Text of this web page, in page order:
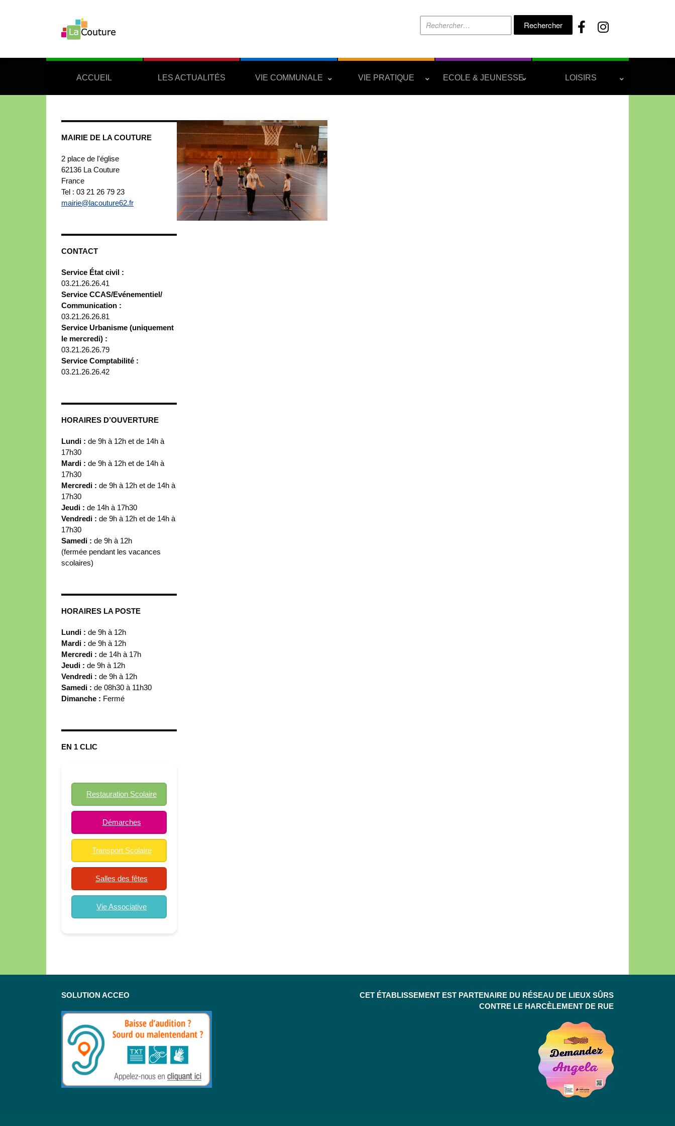
Rechercher :
ACCUEIL LES ACTUALITÉS VIE COMMUNALE VIE PRATIQUE ECOLE & JEUNESSE LOISIRS
MAIRIE DE LA COUTURE
2 place de l'église
62136 La Couture
France
Tel : 03 21 26 79 23
mairie@lacouture62.fr
CONTACT
Service État civil :
03.21.26.26.41
Service CCAS/Evénementiel/
Communication :
03.21.26.26.81
Service Urbanisme (uniquement
le mercredi) :
03.21.26.26.79
Service Comptabilité :
03.21.26.26.42
HORAIRES D’OUVERTURE
Lundi : de 9h à 12h et de 14h à
17h30
Mardi : de 9h à 12h et de 14h à
17h30
Mercredi : de 9h à 12h et de 14h à
17h30
Jeudi : de 14h à 17h30
Vendredi : de 9h à 12h et de 14h à
17h30
Samedi : de 9h à 12h
(fermée pendant les vacances
scolaires)
HORAIRES LA POSTE
Lundi : de 9h à 12h
Mardi : de 9h à 12h
Mercredi : de 14h à 17h
Jeudi : de 9h à 12h
Vendredi : de 9h à 12h
Samedi : de 08h30 à 11h30
Dimanche : Fermé
EN 1 CLIC
Restauration Scolaire
Démarches
Transport Scolaire
Salles des fêtes
Vie Associative
SOLUTION ACCEO
CET ÉTABLISSEMENT EST PARTENAIRE DU RÉSEAU DE LIEUX SÛRS
CONTRE LE HARCÈLEMENT DE RUE